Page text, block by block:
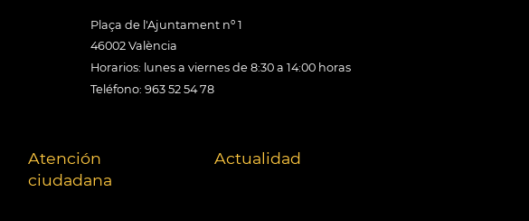
Plaça de l'Ajuntament nº 1
46002 València
Horarios: lunes a viernes de 8:30 a 14:00 horas
Teléfono: 963 52 54 78
Atención
ciudadana
Actualidad